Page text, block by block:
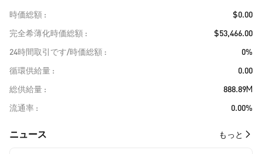
時価総額
$0.00
完全希薄化時価総額
$53,466.00
24時間取引です/時価総額
0%
循環供給量
0.00
総供給量
888.89M
流通率
0.00%
​​ニュース​​ もっと